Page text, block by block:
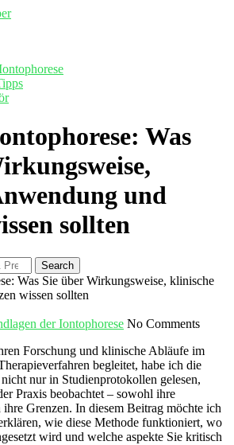
Was
und
sollten
Search
der Iontophorese No Comments
Forschung und klinische Abläufe im
begleitet, habe​ ich die
nicht nur in ⁤Studienprotokollen ⁤gelesen,
Praxis ⁣beobachtet‌ – sowohl ihre
Grenzen. In diesem Beitrag möchte ich
wie diese Methode funktioniert, wo
wird und welche aspekte Sie kritisch